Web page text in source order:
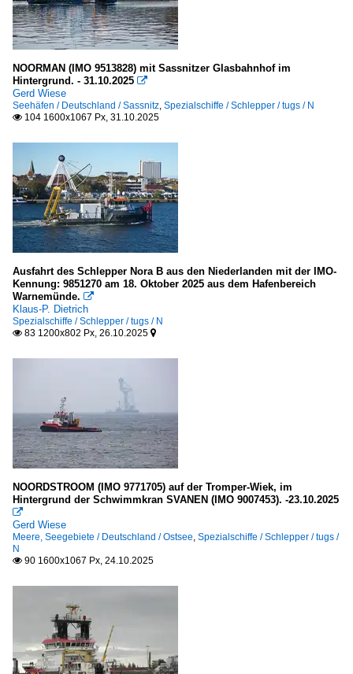
NOORMAN (IMO 9513828) mit Sassnitzer Glasbahnhof im
Hintergrund. - 31.10.2025 
Gerd Wiese
Seehäfen / Deutschland / Sassnitz, Spezialschiffe / Schlepper / tugs / N
 104 1600x1067 Px, 31.10.2025
Ausfahrt des Schlepper Nora B aus den Niederlanden mit der IMO-
Kennung: 9851270 am 18. Oktober 2025 aus dem Hafenbereich
Warnemünde. 
Klaus-P. Dietrich
Spezialschiffe / Schlepper / tugs / N
 83 1200x802 Px, 26.10.2025 
NOORDSTROOM (IMO 9771705) auf der Tromper-Wiek, im
Hintergrund der Schwimmkran SVANEN (IMO 9007453). -23.10.2025

Gerd Wiese
Meere, Seegebiete / Deutschland / Ostsee, Spezialschiffe / Schlepper / tugs /
N
 90 1600x1067 Px, 24.10.2025